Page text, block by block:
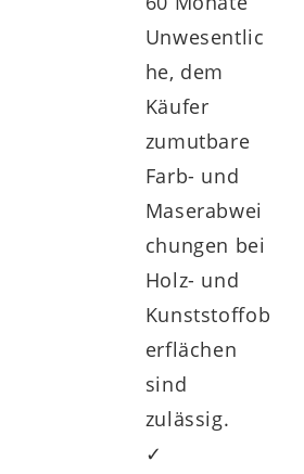
Unwesentlic
he, dem
Käufer
zumutbare
Farb- und
Maserabwei
chungen bei
Holz- und
Kunststoffob
erflächen
sind
zulässig.
✓